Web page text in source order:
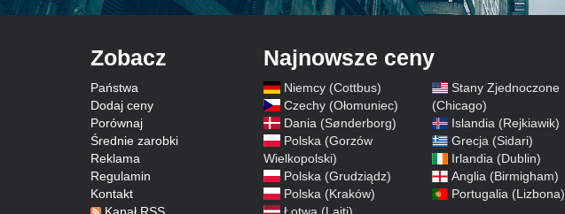
Zobacz
Państwa
Dodaj ceny
Porównaj
Średnie zarobki
Reklama
Regulamin
Kontakt
Najnowsze ceny
Niemcy (Cottbus)
Czechy (Ołomuniec)
Dania (Sønderborg)
Polska (Gorzów
Wielkopolski)
Polska (Grudziądz)
Polska (Kraków)
Stany Zjednoczone
(Chicago)
Islandia (Rejkiawik)
Grecja (Sidari)
Irlandia (Dublin)
Anglia (Birmigham)
Portugalia (Lizbona)